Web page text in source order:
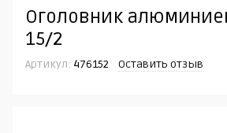
Оголовник
15/2
Артикул: 476152 Оставить отзыв